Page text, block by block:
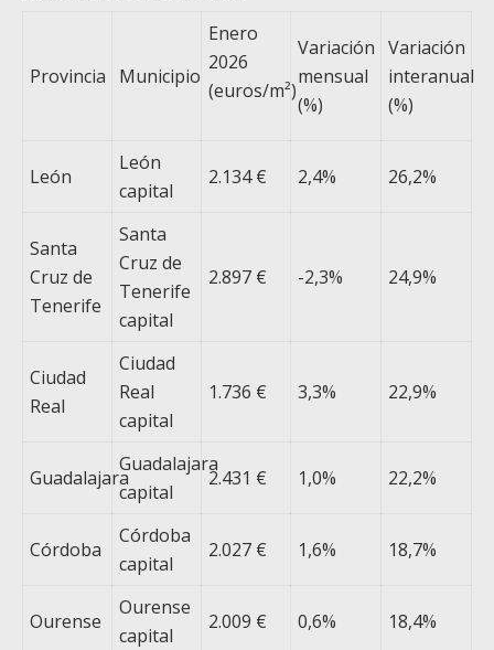
Provincia Municipio
Enero
2026
(euros/m²)
Variación
mensual
(%)
Variación
interanual
(%)
León
León
capital
2.134 € 2,4% 26,2%
Santa
Cruz de
Tenerife
Santa
Cruz de
Tenerife
capital
2.897 € -2,3% 24,9%
Ciudad
Real
Ciudad
Real
capital
1.736 € 3,3% 22,9%
Guadalajara
Guadalajara
capital
2.431 € 1,0% 22,2%
Córdoba
Córdoba
capital
2.027 € 1,6% 18,7%
Ourense
Ourense
capital
2.009 € 0,6% 18,4%